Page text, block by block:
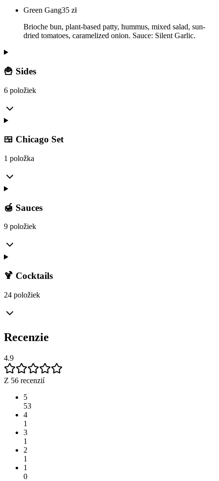
Green Gang35 zł
Brioche bun, plant-based patty, hummus, mixed salad, sun-
dried tomatoes, caramelized onion. Sauce: Silent Garlic.
🍟 Sides
6 položiek
🍱 Chicago Set
1 položka
🍯 Sauces
9 položiek
🍹 Cocktails
24 položiek
Recenzie
4.9
Z 56 recenzií
5
53
4
1
3
1
2
1
1
0